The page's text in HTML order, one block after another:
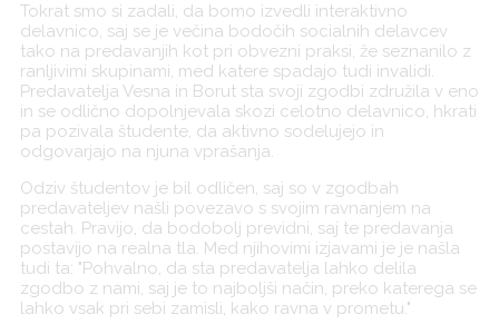
Tokrat smo si zadali, da bomo izvedli interaktivno
delavnico, saj se je večina bodočih socialnih delavcev
tako na predavanjih kot pri obvezni praksi, že seznanilo z
ranljivimi skupinami, med katere spadajo tudi invalidi.
Predavatelja Vesna in Borut sta svoji zgodbi združila v eno
in se odlično dopolnjevala skozi celotno delavnico, hkrati
pa pozivala študente, da aktivno sodelujejo in
odgovarjajo na njuna vprašanja.
Odziv študentov je bil odličen, saj so v zgodbah
predavateljev našli povezavo s svojim ravnanjem na
cestah. Pravijo, da bodobolj previdni, saj te predavanja
postavijo na realna tla. Med njihovimi izjavami je je našla
tudi ta: "Pohvalno, da sta predavatelja lahko delila
zgodbo z nami, saj je to najboljši način, preko katerega se
lahko vsak pri sebi zamisli, kako ravna v prometu."